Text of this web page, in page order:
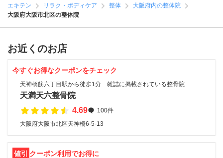
エキテン リラク・ボディケア 整体
大阪府内の整体院
大阪府大阪市北区の整体院
お近くのお店
今すぐお得なクーポンをチェック
天神橋筋六丁目駅から徒歩1分 雑誌に掲載されている整骨院
天満天六整骨院
4.69
100件
大阪府大阪市北区天神橋6-5-13
値引 クーポン利用でお得に